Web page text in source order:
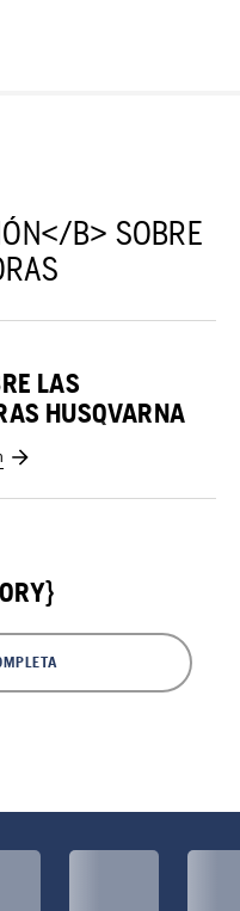
B> SOBRE
LAS
HUSQVARNA